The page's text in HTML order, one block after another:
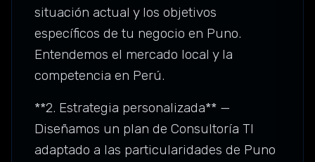
situación actual y los objetivos
específicos de tu negocio en Puno.
Entendemos el mercado local y la
competencia en Perú.
**2. Estrategia personalizada** —
Diseñamos un plan de Consultoría TI
adaptado a las particularidades de Puno